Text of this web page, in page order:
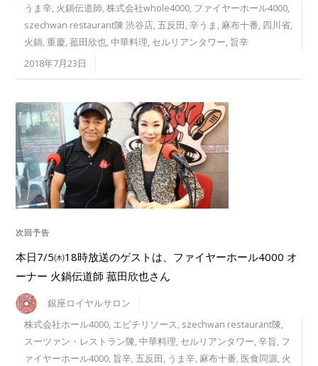
うま辛, 火鍋伝道師,株式会社whole4000, ファイヤーホール4000,
szechwan restaurant陳 渋谷店,五反田,辛うま , 麻布十番, 四川省,
火鍋,重慶,菰田欣也,中華料理, セルリアンタワー, 旨辛
2018年7月23日
次回予告
本日7/5㈭18時放送のゲストは、ファイヤーホール4000 オ
ーナー 火鍋伝道師 菰田欣也さん
銀座ロイヤルサロン
株式会社ホール4000, エビチリソース, szechwan restaurant陳,
スーツァン・レストラン陳,中華料理, セルリアンタワー,辛旨, フ
ァイヤーホール4000, 旨辛,五反田, うま辛, 麻布十番, 医食同源, 火